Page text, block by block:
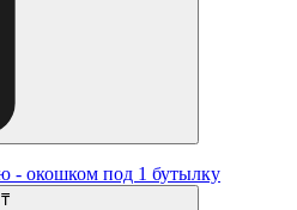
- окошком под 1 бутылку